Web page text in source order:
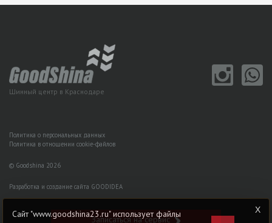
Шинный центр в Краснодаре
Политика о персональных данных
Политика в отношении cookie-файлов
© Goodshina 2026
Разработка и создание сайта GOODIDEA
Записаться на сервис
Сайт "www.goodshina23.ru" использует файлы